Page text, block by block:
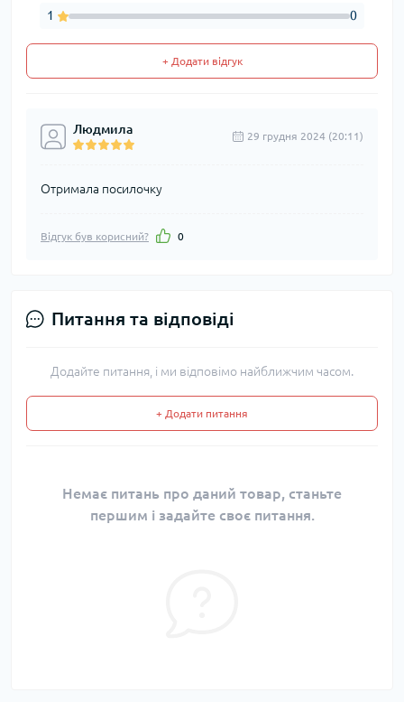
1 0
+ Додати відгук
Людмила 29 грудня 2024 (20:11)
Отримала посилочку
Відгук був корисний? 0
Питання та відповіді
Додайте питання, і ми відповімо найближчим часом.
+ Додати питання
Немає питань про даний товар, станьте
першим і задайте своє питання.